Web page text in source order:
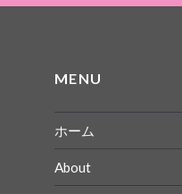
MENU
ホーム
About